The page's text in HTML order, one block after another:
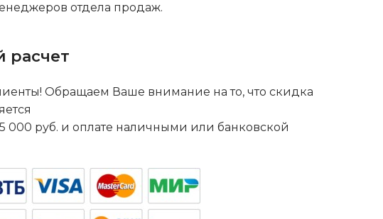
отдела продаж.
расчет
Обращаем Ваше внимание на то, что скидка
5 000 руб. и оплате наличными или банковской